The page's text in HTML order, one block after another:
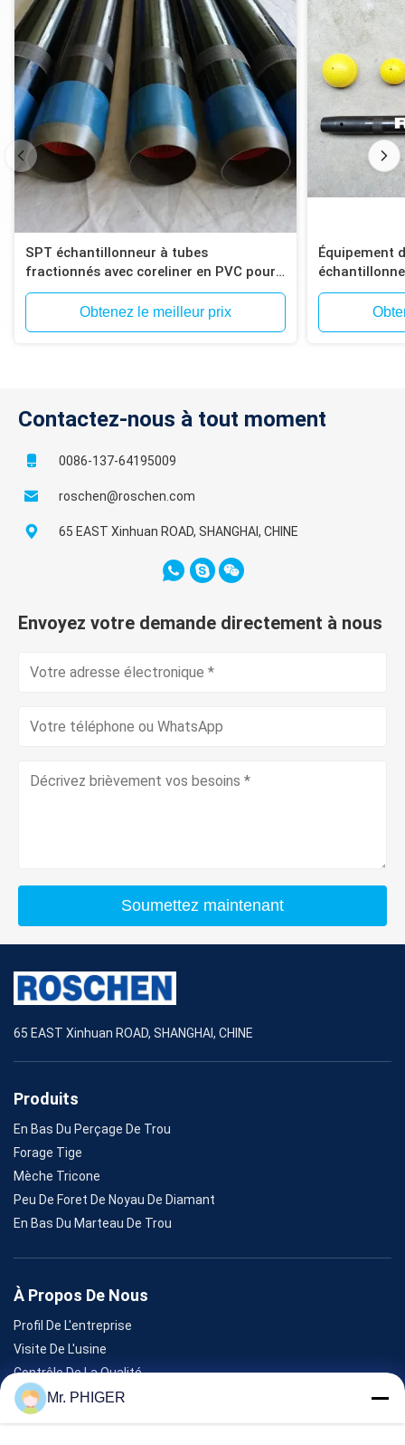
SPT échantillonneur à tubes
fractionnés avec coreliner en PVC pour
l'essai du sol
Obtenez le meilleur prix
Équipement
SPT
Contactez-nous à tout moment
0086-137-64195009
roschen@roschen.com
65 EAST Xinhuan ROAD, SHANGHAI, CHINE
Envoyez votre demande directement à nous
Soumettez maintenant
65 EAST Xinhuan ROAD, SHANGHAI, CHINE
Produits
En Bas Du Perçage De Trou
Forage Tige
Mèche Tricone
Peu De Foret De Noyau De Diamant
En Bas Du Marteau De Trou
À Propos De Nous
Profil De L'entreprise
Visite De L'usine
Contrôle De La Qualité
Plan Du SiteMr. PHIGER